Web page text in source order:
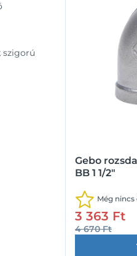
Gebo
BB 1 1/2"
Még nincs
3 363 Ft
4 670 Ft
szigorú